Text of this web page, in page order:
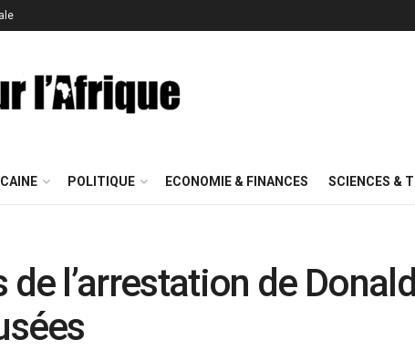
POLITIQUE ECONOMIE & FINANCES SCIENCES &
l’arrestation de Donald